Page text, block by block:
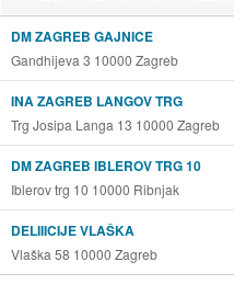
DM ZAGREB GAJNICE
Gandhijeva 3 10000 Zagreb
INA ZAGREB LANGOV TRG
Trg Josipa Langa 13 10000 Zagreb
DM ZAGREB IBLEROV TRG 10
Iblerov trg 10 10000 Ribnjak
DELIIICIJE VLAŠKA
Vlaška 58 10000 Zagreb